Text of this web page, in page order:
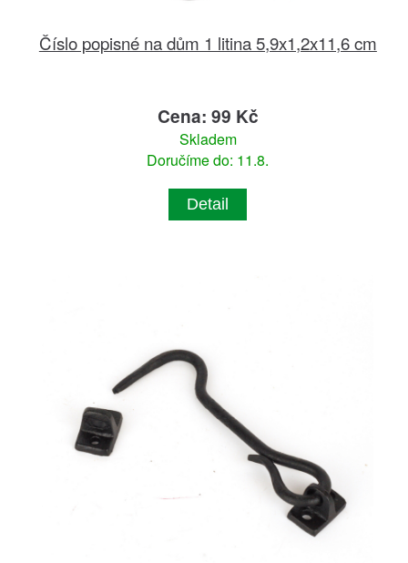
Číslo popisné na dům 1 litina 5,9x1,2x11,6 cm
Cena: 99 Kč
Skladem
Doručíme do: 11.8.
Detail